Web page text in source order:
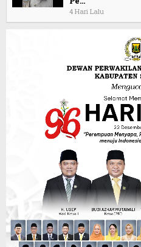
4 Hari Lalu